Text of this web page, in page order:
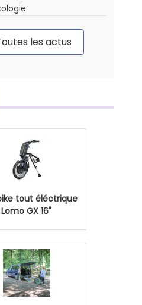
les actus
tout éléctrique
Lomo GX 16"